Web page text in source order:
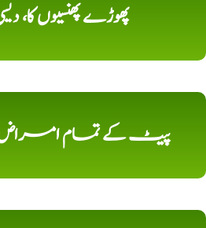
پھوڑے پھنسیوں کا،
پیٹ کے تمام امراض